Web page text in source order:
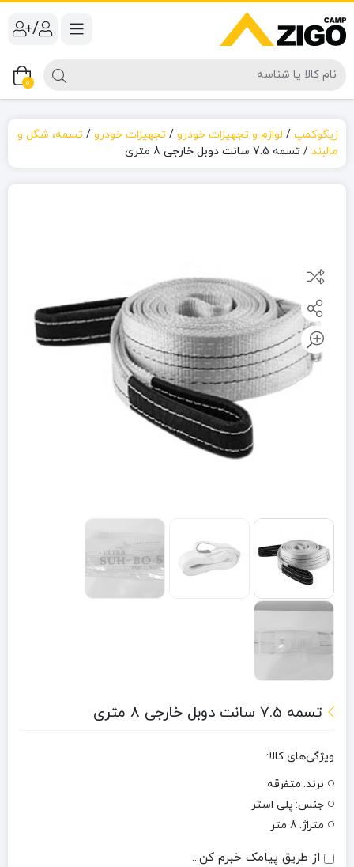
/
0
زیگوکمپ / لوازم و تجهیزات خودرو / تجهیزات خودرو / تسمه، شگل و
مالبند / تسمه 7.5 سانت دوبل خارجی 8 متری
تسمه 7.5 سانت دوبل خارجی 8 متری
ویژگی‌های کالا:
برند: متفرقه
جنس: پلی استر
متراژ: 8 متر
از طریق پیامک خبرم کن...